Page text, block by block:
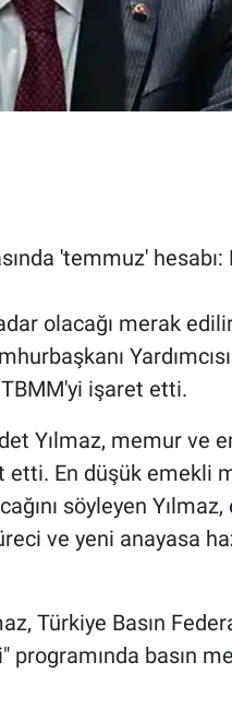
'temmuz'
olacağı merak
TBMM'yi işaret etti.
Yılmaz, memur ve
En düşük emekli
söyleyen
ve yeni anayasa
Türkiye Basın
basın